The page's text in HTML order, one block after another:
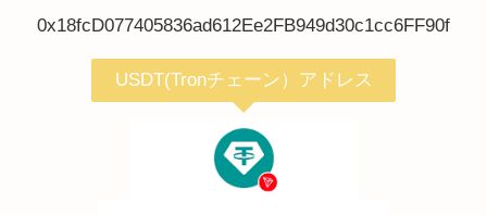
0x18fcD077405836ad612Ee2FB949d30c1cc6FF90f
USDT(Tronチェーン）アドレス